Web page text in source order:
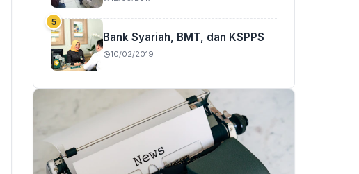
Bank Syariah, BMT, dan KSPPS
10/02/2019